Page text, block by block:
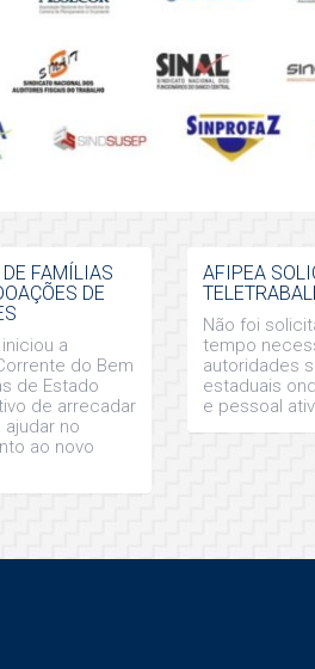
FAMÍLIAS
DE
a
do Bem
de Estado
de arrecadar
no
ao novo
AFIPEA
Não foi
tempo
autoridades
estaduais
e pessoal